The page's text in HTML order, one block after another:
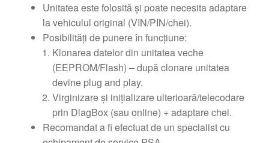
Unitatea este folosită și poate necesita adaptare
la vehiculul original (VIN/PIN/chei).
Posibilități de punere în funcțiune:
Klonarea datelor din unitatea veche
(EEPROM/Flash) – după clonare unitatea
devine plug and play.
Virginizare și inițializare ulterioară/telecodare
prin DiagBox (sau online) + adaptare chei.
Recomandat a fi efectuat de un specialist cu